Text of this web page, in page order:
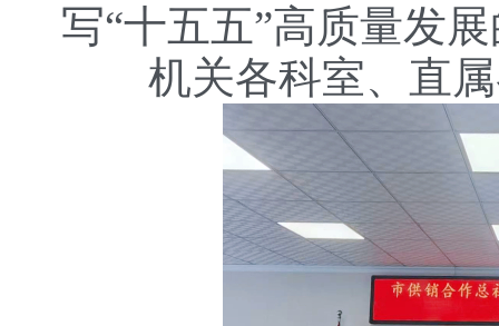
写“十五五”高质量发
机关各科室、直属